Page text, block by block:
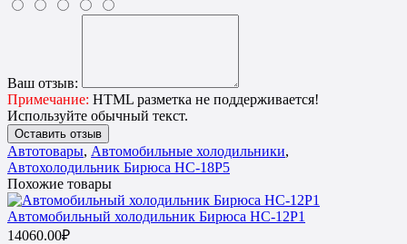
Ваш отзыв:
Примечание: HTML разметка не поддерживается!
Используйте обычный текст.
Оставить отзыв
Автотовары, Автомобильные холодильники,
Автохолодильник Бирюса НС-18P5
Похожие товары
Автомобильный холодильник Бирюса HC-12P1
14060.00₽